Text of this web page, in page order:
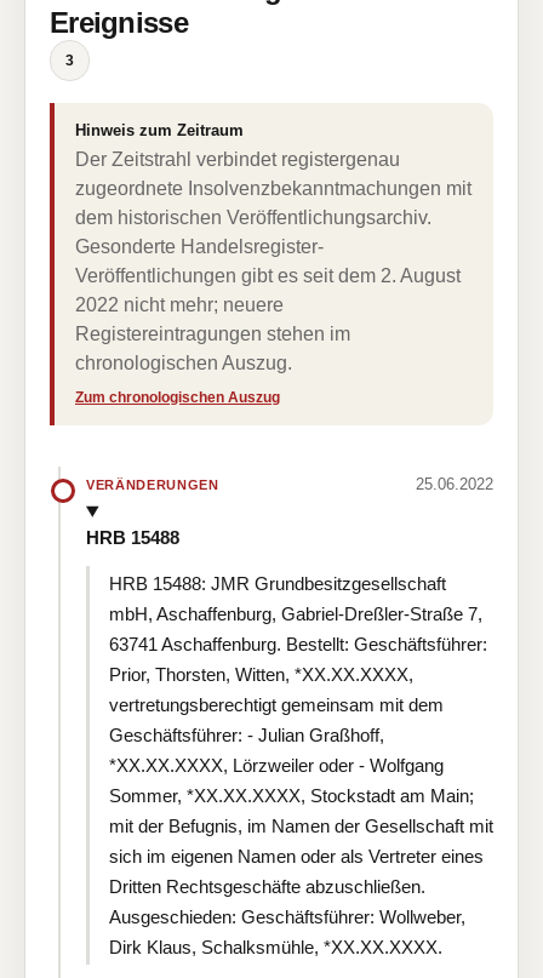
Ereignisse
3
Hinweis zum Zeitraum
Der Zeitstrahl verbindet registergenau
zugeordnete Insolvenzbekanntmachungen mit
dem historischen Veröffentlichungsarchiv.
Gesonderte Handelsregister-
Veröffentlichungen gibt es seit dem 2. August
2022 nicht mehr; neuere
Registereintragungen stehen im
chronologischen Auszug.
Zum chronologischen Auszug
VERÄNDERUNGEN 25.06.2022
HRB 15488
HRB 15488: JMR Grundbesitzgesellschaft
mbH, Aschaffenburg, Gabriel-Dreßler-Straße 7,
63741 Aschaffenburg. Bestellt: Geschäftsführer:
Prior, Thorsten, Witten, *XX.XX.XXXX,
vertretungsberechtigt gemeinsam mit dem
Geschäftsführer: - Julian Graßhoff,
*XX.XX.XXXX, Lörzweiler oder - Wolfgang
Sommer, *XX.XX.XXXX, Stockstadt am Main;
mit der Befugnis, im Namen der Gesellschaft mit
sich im eigenen Namen oder als Vertreter eines
Dritten Rechtsgeschäfte abzuschließen.
Ausgeschieden: Geschäftsführer: Wollweber,
Dirk Klaus, Schalksmühle, *XX.XX.XXXX.